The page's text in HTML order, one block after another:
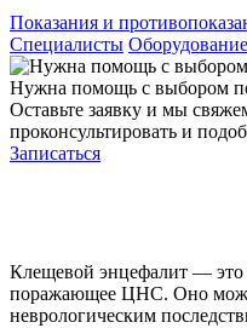
Показания и
Специалисты Оборудование
Нужна помощь с выбором
Оставьте заявку и мы
проконсультировать и
Записаться
Клещевой энцефалит — это
поражающее ЦНС. Оно
неврологическим